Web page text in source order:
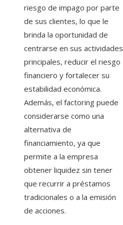
riesgo de impago por parte
de sus clientes, lo que le
brinda la oportunidad de
centrarse en sus actividades
principales, reducir el riesgo
financiero y fortalecer su
estabilidad económica.
Además, el factoring puede
considerarse como una
alternativa de
financiamiento, ya que
permite a la empresa
obtener liquidez sin tener
que recurrir a préstamos
tradicionales o a la emisión
de acciones.